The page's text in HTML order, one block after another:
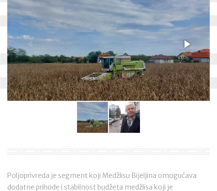
Poljoprivreda je segment koji Medžlisu Bijeljina omogućava
dodatne prihode i stabilnost budžeta medžlisa koji je